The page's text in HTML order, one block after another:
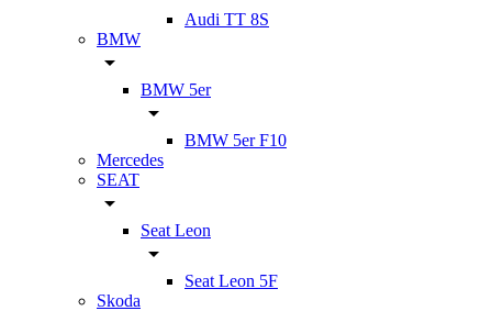
Audi TT 8S
BMW
BMW 5er
BMW 5er F10
Mercedes
SEAT
Seat Leon
Seat Leon 5F
Skoda